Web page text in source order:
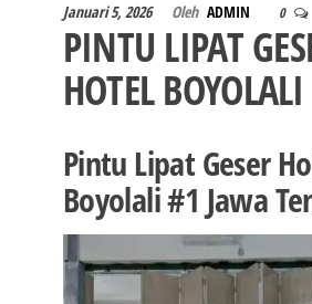
Januari 5, 2026 Oleh ADMIN 0
PINTU LIPAT
HOTEL BOYOLALI
Pintu Lipat Geser
Boyolali #1 Jawa